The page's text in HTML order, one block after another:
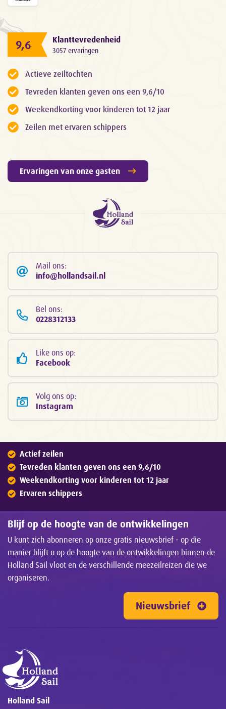
9,6 Klanttevredenheid
3057 ervaringen
Actieve zeiltochten
Tevreden klanten geven ons een 9,6/10
Weekendkorting voor kinderen tot 12 jaar
Zeilen met ervaren schippers
Ervaringen van onze gasten
Mail ons:
info@hollandsail.nl
Bel ons:
0228312133
Like ons op:
Facebook
Volg ons op:
Instagram
Actief zeilen
Tevreden klanten geven ons een 9,6/10
Weekendkorting voor kinderen tot 12 jaar
Ervaren schippers
Blijf op de hoogte van de ontwikkelingen
U kunt zich abonneren op onze gratis nieuwsbrief - op die
manier blijft u op de hoogte van de ontwikkelingen binnen de
Holland Sail vloot en de verschillende meezeilreizen die we
organiseren.
Nieuwsbrief
Holland Sail